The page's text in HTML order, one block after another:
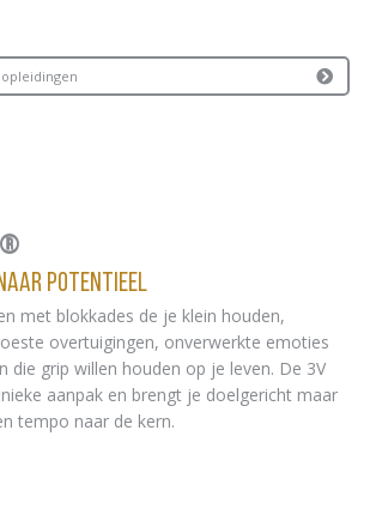
Potentieel
met blokkades de je klein houden,
overtuigingen, onverwerkte emoties
die grip willen houden op je leven. De 3V
aanpak en brengt je doelgericht maar
tempo naar de kern.